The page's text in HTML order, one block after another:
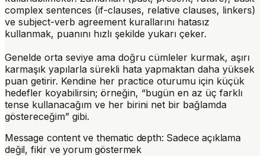
complex sentences (if-clauses, relative clauses, linkers)
ve subject-verb agreement kurallarını hatasız
kullanmak, puanını hızlı şekilde yukarı çeker.
Genelde orta seviye ama doğru cümleler kurmak, aşırı
karmaşık yapılarla sürekli hata yapmaktan daha yüksek
puan getirir. Kendine her practice oturumu için küçük
hedefler koyabilirsin; örneğin, “bugün en az üç farklı
tense kullanacağım ve her birini net bir bağlamda
göstereceğim” gibi.
Message content ve thematic depth: Sadece açıklama
değil, fikir ve yorum göstermek